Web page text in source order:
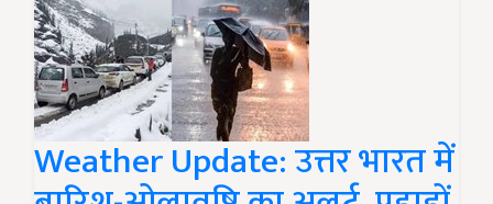
Weather Update: उत्तर भारत में